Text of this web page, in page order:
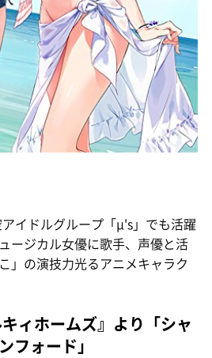
アイドルグループ「μ's」でも活躍
ージカル女優に歌手、声優と活
」の演技力光るアニメキャラク
キィホームズ』より「シャ
フォード」